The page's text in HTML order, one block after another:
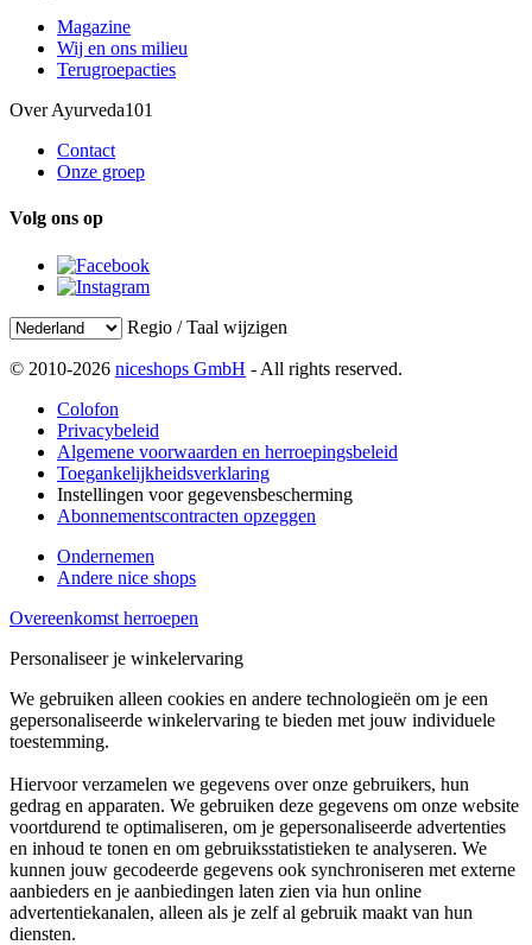
Magazine
Wij en ons milieu
Terugroepacties
Over Ayurveda101
Contact
Onze groep
Volg ons op
Regio / Taal wijzigen
© 2010-2026 niceshops GmbH - All rights reserved.
Colofon
Privacybeleid
Algemene voorwaarden en herroepingsbeleid
Toegankelijkheidsverklaring
Instellingen voor gegevensbescherming
Abonnementscontracten opzeggen
Ondernemen
Andere nice shops
Overeenkomst herroepen
Personaliseer je winkelervaring
We gebruiken alleen cookies en andere technologieën om je een
gepersonaliseerde winkelervaring te bieden met jouw individuele
toestemming.
Hiervoor verzamelen we gegevens over onze gebruikers, hun
gedrag en apparaten. We gebruiken deze gegevens om onze website
voortdurend te optimaliseren, om je gepersonaliseerde advertenties
en inhoud te tonen en om gebruiksstatistieken te analyseren. We
kunnen jouw gecodeerde gegevens ook synchroniseren met externe
aanbieders en je aanbiedingen laten zien via hun online
advertentiekanalen, alleen als je zelf al gebruik maakt van hun
diensten.